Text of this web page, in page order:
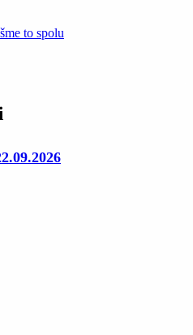
to spolu